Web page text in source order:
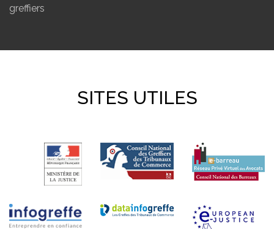
greffiers
SITES UTILES